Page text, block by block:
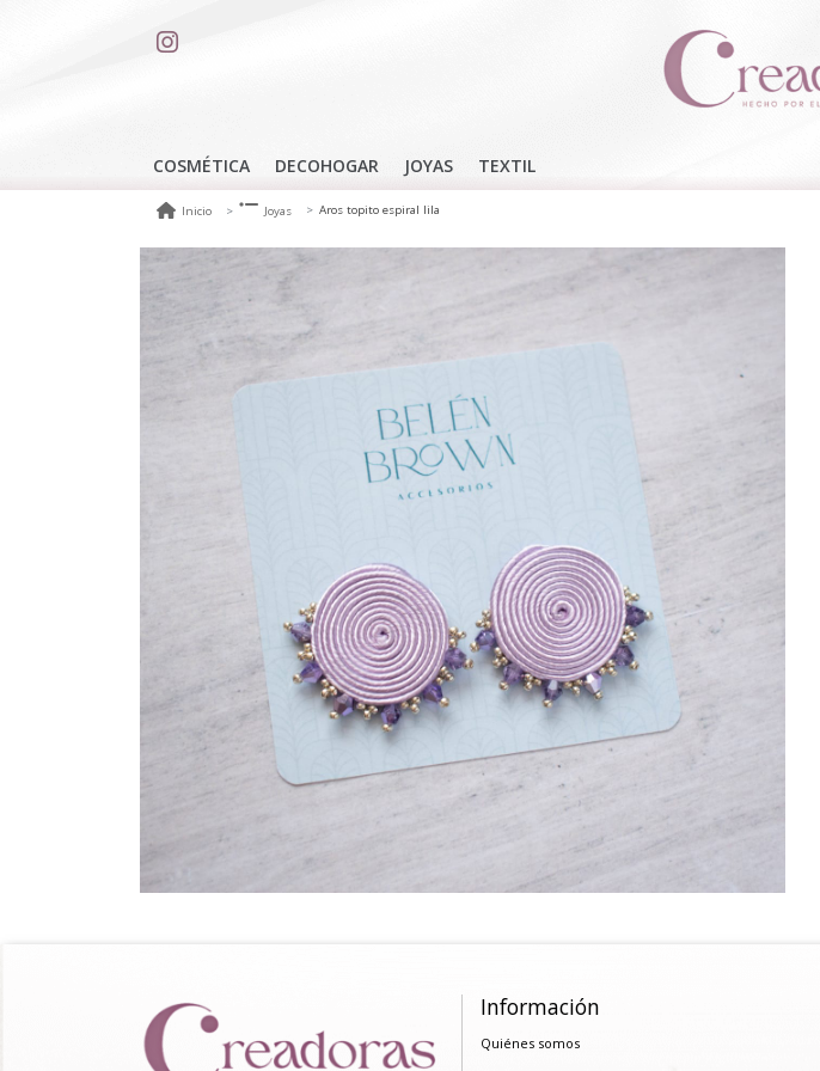
COSMÉTICA DECOHOGAR JOYAS TEXTIL
Inicio Joyas Aros topito espiral lila
Información
Quiénes somos